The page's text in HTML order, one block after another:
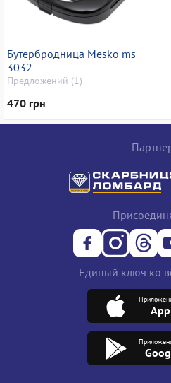
Бутербродница Mesko ms
3032
Предложений (1)
470 грн
Единый ключ ко